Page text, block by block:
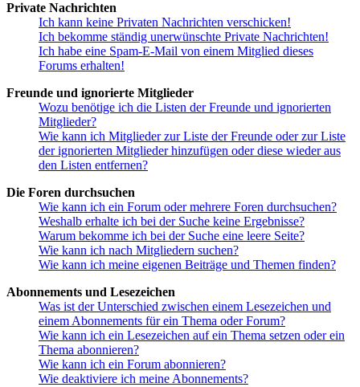
Private Nachrichten
Ich kann keine Privaten Nachrichten verschicken!
Ich bekomme ständig unerwünschte Private Nachrichten!
Ich habe eine Spam-E-Mail von einem Mitglied dieses
Forums erhalten!
Freunde und ignorierte Mitglieder
Wozu benötige ich die Listen der Freunde und ignorierten
Mitglieder?
Wie kann ich Mitglieder zur Liste der Freunde oder zur Liste
der ignorierten Mitglieder hinzufügen oder diese wieder aus
den Listen entfernen?
Die Foren durchsuchen
Wie kann ich ein Forum oder mehrere Foren durchsuchen?
Weshalb erhalte ich bei der Suche keine Ergebnisse?
Warum bekomme ich bei der Suche eine leere Seite?
Wie kann ich nach Mitgliedern suchen?
Wie kann ich meine eigenen Beiträge und Themen finden?
Abonnements und Lesezeichen
Was ist der Unterschied zwischen einem Lesezeichen und
einem Abonnements für ein Thema oder Forum?
Wie kann ich ein Lesezeichen auf ein Thema setzen oder ein
Thema abonnieren?
Wie kann ich ein Forum abonnieren?
Wie deaktiviere ich meine Abonnements?